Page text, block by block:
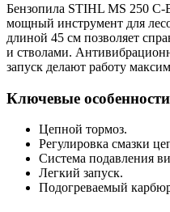
Бензопила STIHL MS 250
мощный инструмент для
длиной 45 см позволяет
и стволами.
запуск делают работу
Ключевые особенности
Цепной тормоз.
Регулировка смазки
Система подавления
Легкий запуск.
Подогреваемый